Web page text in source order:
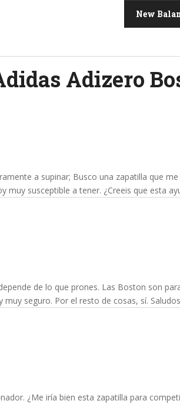
New
Adizero
a supinar; Busco una zapatilla que
muy susceptible a tener. ¿Creeis que esta
de lo que prones. Las Boston son
seguro. Por el resto de cosas, sí.
¿Me iría bien esta zapatilla para